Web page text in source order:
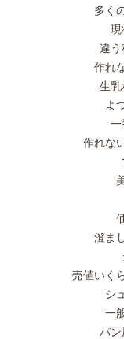
多く
現
違う
作れ
生乳
よ
一
作れな
澄ま
売値いく
シ
一
パン